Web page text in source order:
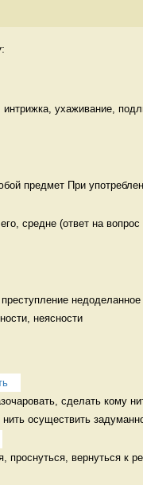
интрижка, ухаживание,
предмет При
средне (ответ на
неясности
сделать кому
осуществить
проснуться, вернуться к